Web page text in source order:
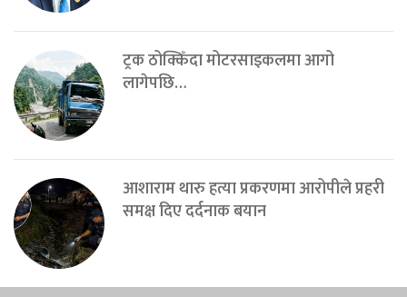
ट्रक ठोक्किँदा मोटरसाइकलमा आगो
लागेपछि…
आशाराम थारु हत्या प्रकरणमा आरोपीले प्रहरी
समक्ष दिए दर्दनाक बयान